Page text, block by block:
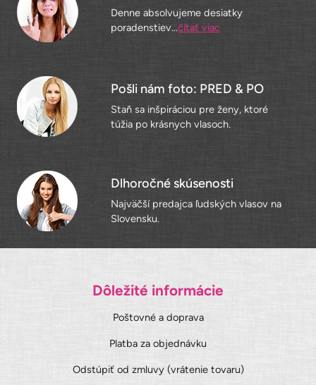
Denne absolvujeme desiatky
poradenstiev...čítať viac
Pošli nám foto: PRED & PO
Staň sa inšpiráciou pre ženy, ktoré
túžia po krásnych vlasoch.
Dlhoročné skúsenosti
Najväčší predajca ľudských vlasov na
Slovensku.
Dôležité informácie
Poštovné a doprava
Platba za objednávku
Odstúpiť od zmluvy (vrátenie tovaru)